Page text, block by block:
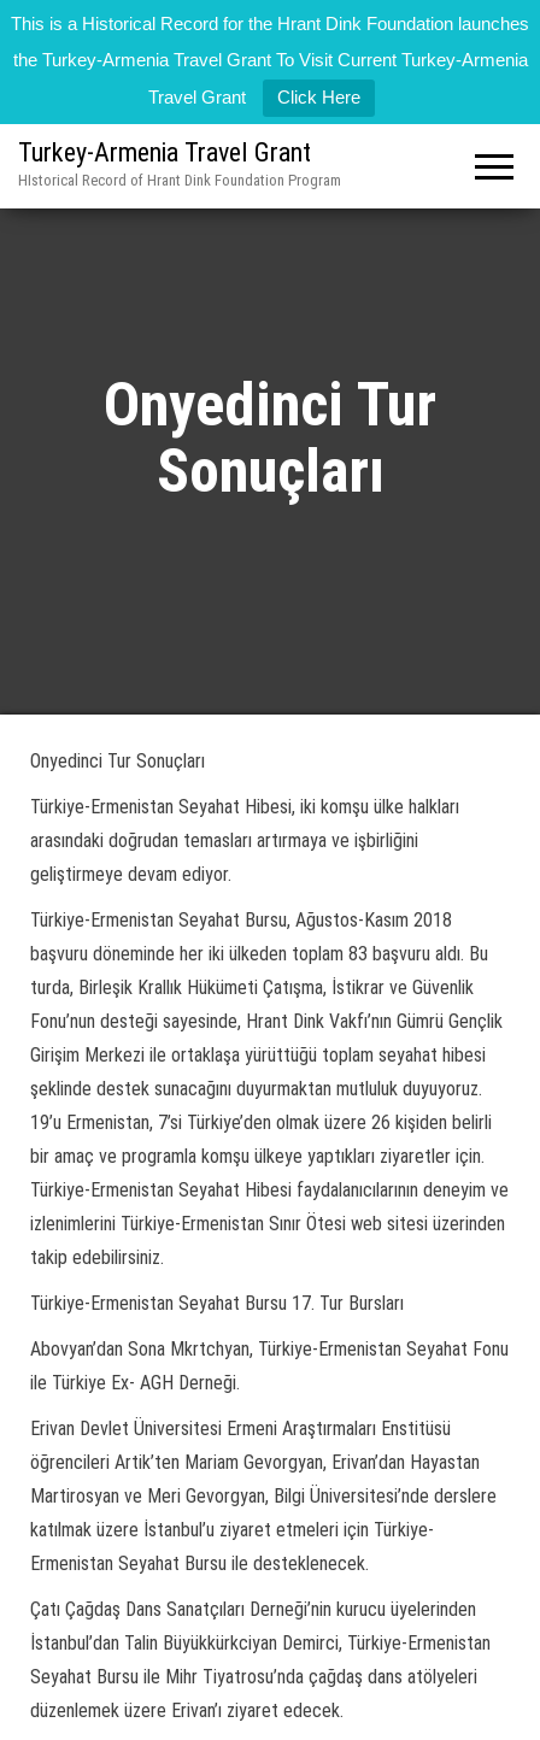
This is a Historical Record for the Hrant Dink Foundation launches
the Turkey-Armenia Travel Grant To Visit Current Turkey-Armenia
Travel Grant
Click Here
Turkey-Armenia Travel Grant
HIstorical Record of Hrant Dink Foundation Program
Onyedinci Tur
Sonuçları
Onyedinci Tur Sonuçları
Türkiye-Ermenistan Seyahat Hibesi, iki komşu ülke halkları
arasındaki doğrudan temasları artırmaya ve işbirliğini
geliştirmeye devam ediyor.
Türkiye-Ermenistan Seyahat Bursu, Ağustos-Kasım 2018
başvuru döneminde her iki ülkeden toplam 83 başvuru aldı. Bu
turda, Birleşik Krallık Hükümeti Çatışma, İstikrar ve Güvenlik
Fonu’nun desteği sayesinde, Hrant Dink Vakfı’nın Gümrü Gençlik
Girişim Merkezi ile ortaklaşa yürüttüğü toplam seyahat hibesi
şeklinde destek sunacağını duyurmaktan mutluluk duyuyoruz.
19’u Ermenistan, 7’si Türkiye’den olmak üzere 26 kişiden belirli
bir amaç ve programla komşu ülkeye yaptıkları ziyaretler için.
Türkiye-Ermenistan Seyahat Hibesi faydalanıcılarının deneyim ve
izlenimlerini Türkiye-Ermenistan Sınır Ötesi web sitesi üzerinden
takip edebilirsiniz.
Türkiye-Ermenistan Seyahat Bursu 17. Tur Bursları
Abovyan’dan Sona Mkrtchyan, Türkiye-Ermenistan Seyahat Fonu
ile Türkiye Ex- AGH Derneği.
Erivan Devlet Üniversitesi Ermeni Araştırmaları Enstitüsü
öğrencileri Artik’ten Mariam Gevorgyan, Erivan’dan Hayastan
Martirosyan ve Meri Gevorgyan, Bilgi Üniversitesi’nde derslere
katılmak üzere İstanbul’u ziyaret etmeleri için Türkiye-
Ermenistan Seyahat Bursu ile desteklenecek.
Çatı Çağdaş Dans Sanatçıları Derneği’nin kurucu üyelerinden
İstanbul’dan Talin Büyükkürkciyan Demirci, Türkiye-Ermenistan
Seyahat Bursu ile Mihr Tiyatrosu’nda çağdaş dans atölyeleri
düzenlemek üzere Erivan’ı ziyaret edecek.